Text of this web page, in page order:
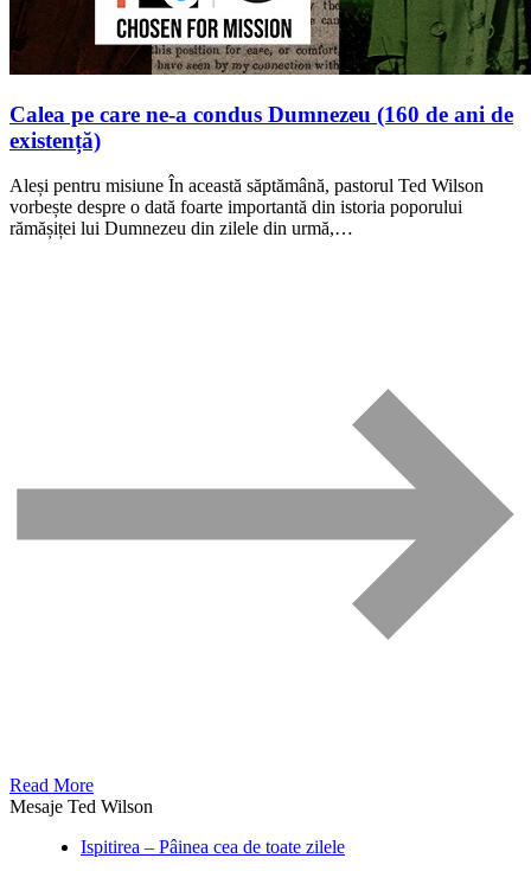
Calea pe care ne-a condus Dumnezeu (160 de ani de
existență)
Aleși pentru misiune În această săptămână, pastorul Ted Wilson
vorbește despre o dată foarte importantă din istoria poporului
rămășiței lui Dumnezeu din zilele din urmă,…
Read More
Mesaje Ted Wilson
Ispitirea – Pâinea cea de toate zilele